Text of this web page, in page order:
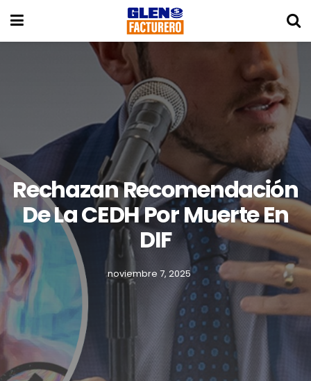
Rechazan Recomendación
De La CEDH Por Muerte En
DIF
noviembre 7, 2025